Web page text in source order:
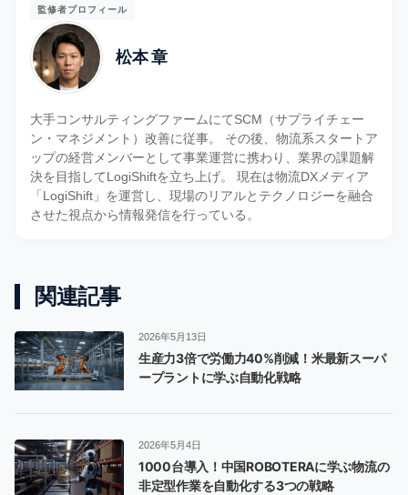
監修者プロフィール
松本 章
大手コンサルティングファームにてSCM（サプライチェー
ン・マネジメント）改善に従事。 その後、物流系スタートア
ップの経営メンバーとして事業運営に携わり、業界の課題解
決を目指してLogiShiftを立ち上げ。 現在は物流DXメディア
「LogiShift」を運営し、現場のリアルとテクノロジーを融合
させた視点から情報発信を行っている。
関連記事
2026年5月13日
生産力3倍で労働力40%削減！米最新スーパ
ープラントに学ぶ自動化戦略
2026年5月4日
1000台導入！中国ROBOTERAに学ぶ物流の
非定型作業を自動化する3つの戦略